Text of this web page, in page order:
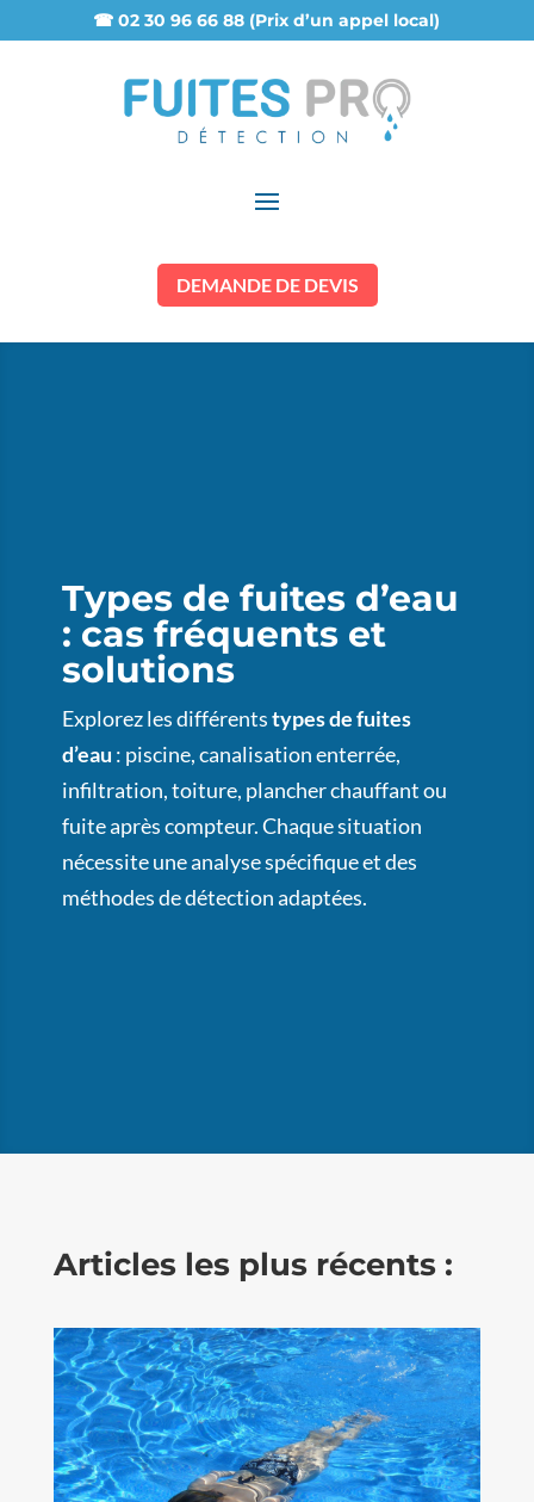
☎ 02 30 96 66 88 (Prix d’un appel local)
DEMANDE DE DEVIS
Types de fuites d’eau
: cas fréquents et
solutions
Explorez les différentstypes de fuites
d’eau : piscine, canalisation enterrée,
infiltration, toiture, plancher chauffant ou
fuite après compteur. Chaque situation
nécessite une analyse spécifique et des
méthodes de détection adaptées.
Articles les plus récents :